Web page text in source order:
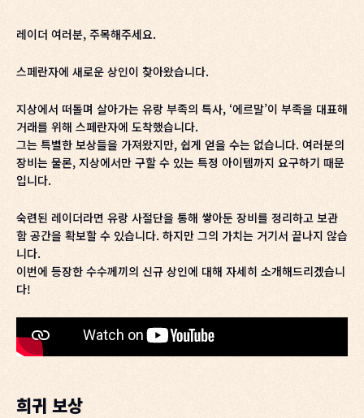
레이더 여러분, 주목해주세요.
스페란자에 새로운 상인이 찾아왔습니다.
지상에서 떠돌며 살아가는 유랑 부족의 특사, ‘에르말’이 부족을 대표해
거래를 위해 스페란자에 도착했습니다.
그는 특별한 보상들을 가져왔지만, 쉽게 얻을 수는 없습니다. 여러분의
장비는 물론, 지상에서만 구할 수 있는 특정 아이템까지 요구하기 때문
입니다.
숙련된 레이더라면 유랑 사절단을 통해 쌓아둔 장비를 정리하고 보관
함 공간을 확보할 수 있습니다. 하지만 그의 가치는 거기서 끝나지 않습
니다.
이번에 등장한 수수께끼의 신규 상인에 대해 자세히 소개해드리겠습니
다!
희귀 보상